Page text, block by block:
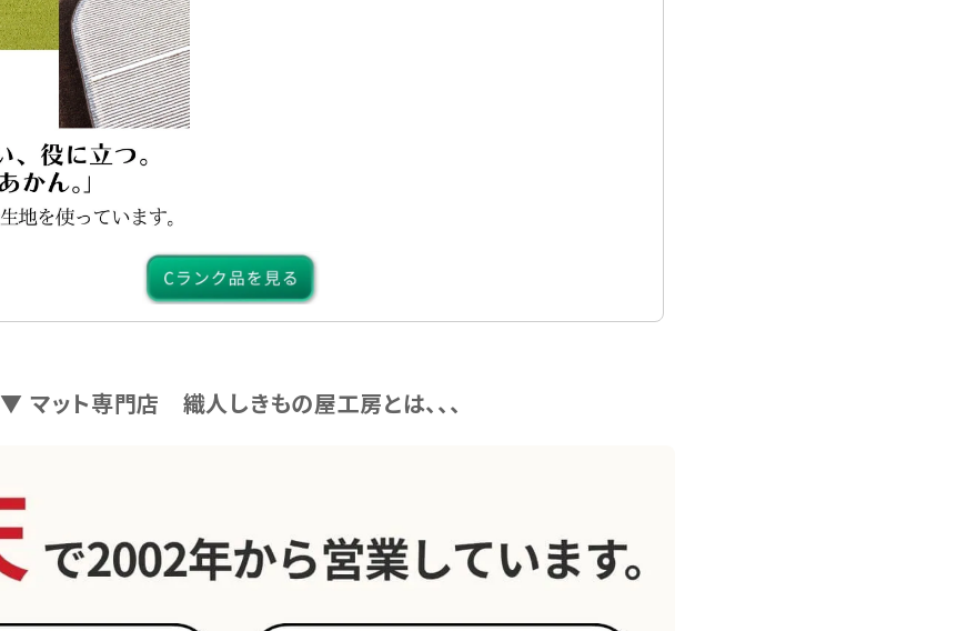
▼ マット専門店 織人しきもの屋工房とは、、、